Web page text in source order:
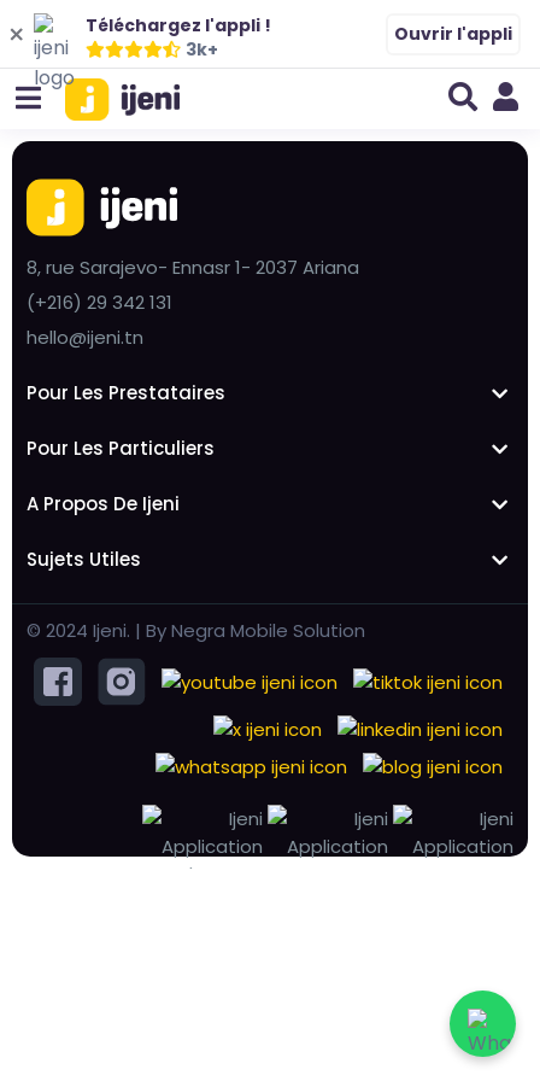
Téléchargez l'appli !
3k+
Ouvrir l'appli
8, rue Sarajevo- Ennasr 1- 2037 Ariana
(+216) 29 342 131
hello@ijeni.tn
Pour Les Prestataires
Pour Les Particuliers
A Propos De Ijeni
Sujets Utiles
© 2024 Ijeni. | By Negra Mobile Solution